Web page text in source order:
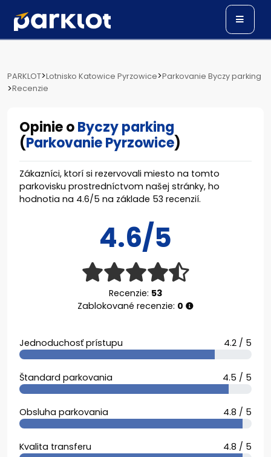
PARKLOT>Lotnisko Katowice Pyrzowice>Parkovanie Byczy parking
>Recenzie
Opinie oByczy parking
(Parkovanie Pyrzowice)
Zákazníci, ktorí si rezervovali miesto na tomto
parkovisku prostredníctvom našej stránky, ho
hodnotia na 4.6/5 na základe 53 recenzií.
4.6/5
Recenzie: 53
Zablokované recenzie: 0
Jednoduchosť prístupu 4.2 / 5
Štandard parkovania 4.5 / 5
Obsluha parkovania 4.8 / 5
Kvalita transferu 4.8 / 5